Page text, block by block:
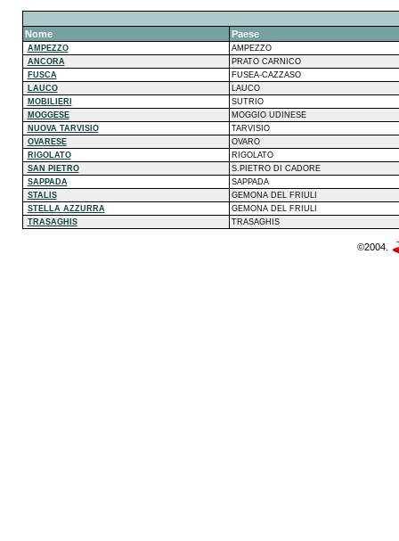
Nome Paese
AMPEZZO
AMPEZZO
ANCORA
PRATO CARNICO
FUSCA
FUSEA-CAZZASO
LAUCO
LAUCO
MOBILIERI
SUTRIO
MOGGESE
MOGGIO UDINESE
NUOVA TARVISIO
TARVISIO
OVARESE
OVARO
RIGOLATO
RIGOLATO
SAN PIETRO
S.PIETRO DI CADORE
SAPPADA
SAPPADA
STALIS
GEMONA DEL FRIULI
STELLA AZZURRA
GEMONA DEL FRIULI
TRASAGHIS
TRASAGHIS
©2004.